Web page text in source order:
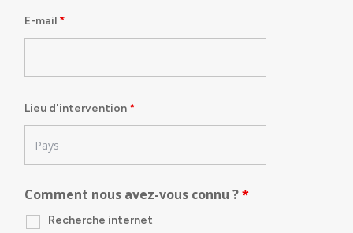
E-mail *
Lieu d'intervention *
Comment nous avez-vous connu ?*
Recherche internet